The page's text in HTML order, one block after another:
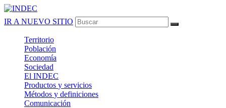
IR A NUEVO SITIO
Territorio
Población
Economía
Sociedad
El INDEC
Productos y servicios
Métodos y definiciones
Comunicación